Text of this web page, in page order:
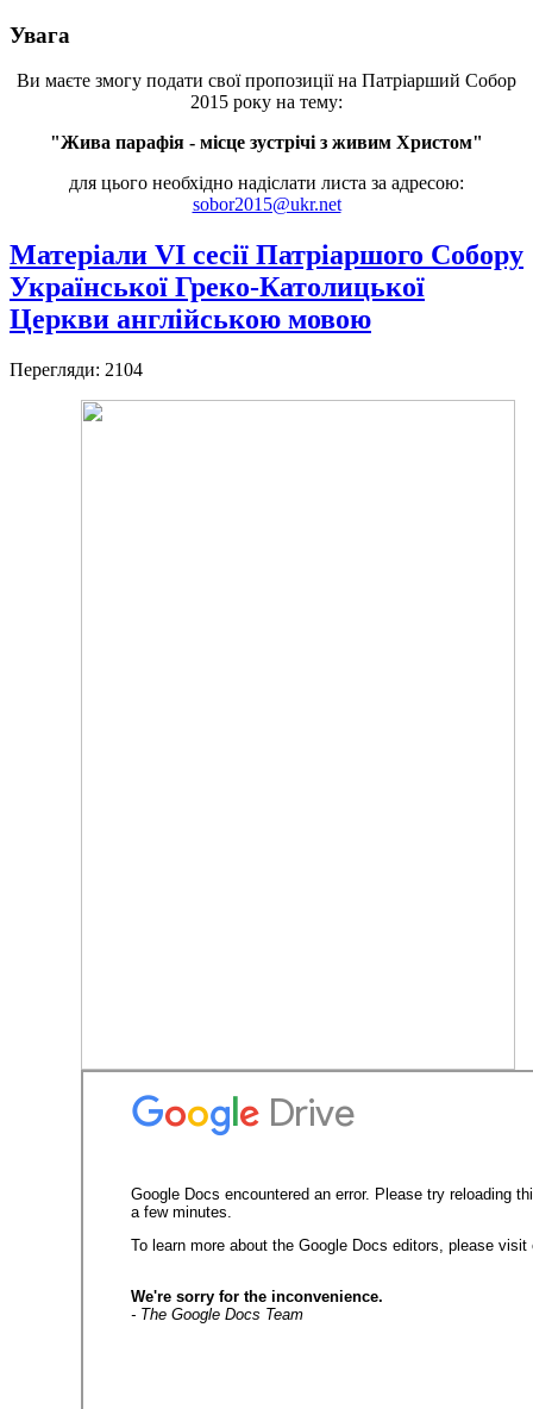
Увага
Ви маєте змогу подати свої пропозиції на Патріарший Собор
2015 року на тему:
"Жива парафія - місце зустрічі з живим Христом"
для цього необхідно надіслати листа за адресою:
sobor2015@ukr.net
Матеріали VI сесії Патріаршого Собору
Української Греко-Католицької
Церкви англійською мовою
Перегляди: 2104